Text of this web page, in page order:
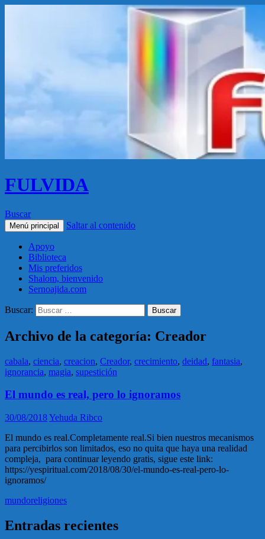
FULVIDA
Buscar
Menú principal Saltar al contenido
Apoyo
Biblioteca
Mis preferidos
Shalom, bienvenido
Sernoajida.com
Buscar:
Archivo de la categoría: Creador
cabala, ciencia, creacion, Creador, crecimiento, deidad, fantasia,
ignorancia, magia, supestición
El mundo es real, pero lo ignoramos
30/08/2018Yehuda Ribco
El mundo es real.Completamente real.Si bien nuestros mecanismos
para percibirlos son limitados, eso no quita que haya una realidad
compleja, para continuar leyendo gratis, sigue este link:
https://yespiritual.com/2018/08/30/el-mundo-es-real-pero-lo-
ignoramos/
mundoreligiones
Entradas recientes